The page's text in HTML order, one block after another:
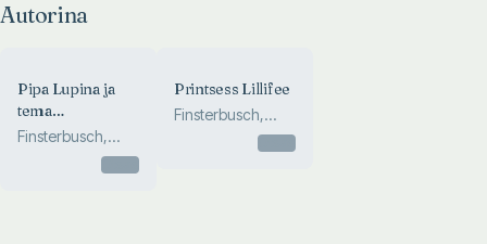
Autorina
Pipa Lupina ja
tema
puutüvemaja
vennaskond
Finsterbusch,
Printsess Lillifee
Finsterbusch,